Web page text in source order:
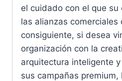
el cuidado con el que su
las alianzas comerciales
consiguiente, si desea
organización con la
arquitectura inteligente
sus campañas premium,